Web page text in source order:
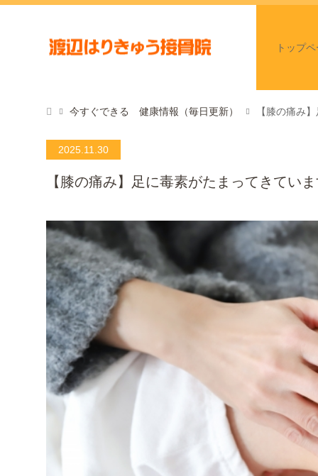
トップ
今すぐできる 健康情報（毎日更新） 【膝の痛み
2025.11.30
【膝の痛み】足に毒素がたまってきてい